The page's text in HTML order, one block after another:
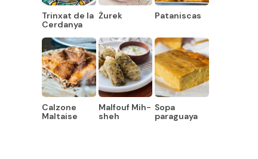
Trinxat de la
Cerdanya
Żurek Pataniscas
Calzone
Maltaise
Malfouf Mih-
sheh
Sopa
paraguaya